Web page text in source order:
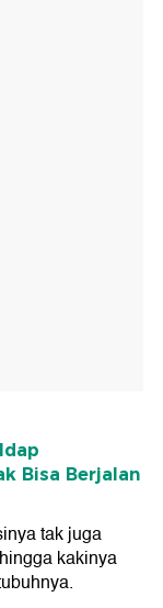
Bisa Berjalan
tak juga
kakinya